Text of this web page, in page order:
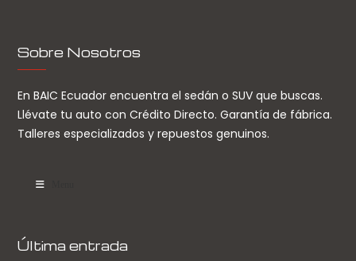
Sobre Nosotros
En BAIC Ecuador encuentra el sedán o SUV que buscas.
Llévate tu auto con Crédito Directo. Garantía de fábrica.
Talleres especializados y repuestos genuinos.
Última entrada